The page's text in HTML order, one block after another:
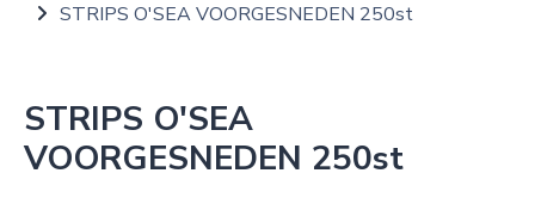
STRIPS O'SEA VOORGESNEDEN 250st
STRIPS O'SEA
VOORGESNEDEN 250st